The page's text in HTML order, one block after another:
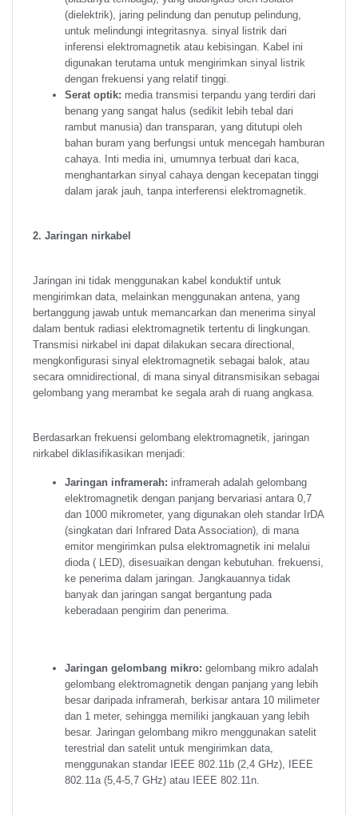
(dielektrik), jaring pelindung dan penutup pelindung,
untuk melindungi integritasnya. sinyal listrik dari
inferensi elektromagnetik atau kebisingan. Kabel ini
digunakan terutama untuk mengirimkan sinyal listrik
dengan frekuensi yang relatif tinggi.
Serat optik: media transmisi terpandu yang terdiri dari
benang yang sangat halus (sedikit lebih tebal dari
rambut manusia) dan transparan, yang ditutupi oleh
bahan buram yang berfungsi untuk mencegah hamburan
cahaya. Inti media ini, umumnya terbuat dari kaca,
menghantarkan sinyal cahaya dengan kecepatan tinggi
dalam jarak jauh, tanpa interferensi elektromagnetik.
2. Jaringan nirkabel
Jaringan ini tidak menggunakan kabel konduktif untuk
mengirimkan data, melainkan menggunakan antena, yang
bertanggung jawab untuk memancarkan dan menerima sinyal
dalam bentuk radiasi elektromagnetik tertentu di lingkungan.
Transmisi nirkabel ini dapat dilakukan secara directional,
mengkonfigurasi sinyal elektromagnetik sebagai balok, atau
secara omnidirectional, di mana sinyal ditransmisikan sebagai
gelombang yang merambat ke segala arah di ruang angkasa.
Berdasarkan frekuensi gelombang elektromagnetik, jaringan
nirkabel diklasifikasikan menjadi:
Jaringan inframerah: inframerah adalah gelombang
elektromagnetik dengan panjang bervariasi antara 0,7
dan 1000 mikrometer, yang digunakan oleh standar IrDA
(singkatan dari Infrared Data Association), di mana
emitor mengirimkan pulsa elektromagnetik ini melalui
dioda ( LED), disesuaikan dengan kebutuhan. frekuensi,
ke penerima dalam jaringan. Jangkauannya tidak
banyak dan jaringan sangat bergantung pada
keberadaan pengirim dan penerima.
Jaringan gelombang mikro: gelombang mikro adalah
gelombang elektromagnetik dengan panjang yang lebih
besar daripada inframerah, berkisar antara 10 milimeter
dan 1 meter, sehingga memiliki jangkauan yang lebih
besar. Jaringan gelombang mikro menggunakan satelit
terestrial dan satelit untuk mengirimkan data,
menggunakan standar IEEE 802.11b (2,4 GHz), IEEE
802.11a (5,4-5,7 GHz) atau IEEE 802.11n.